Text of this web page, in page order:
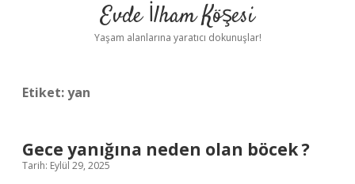
Yasal Uyarı
Evde İlham Köşesi
Yaşam alanlarına yaratıcı dokunuşlar!
Etiket:yan
Gece yanığına neden olan böcek ?
Tarih: Eylül 29, 2025